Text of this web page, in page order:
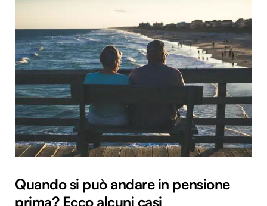
Quando si può andare in pensione
prima? Ecco alcuni casi